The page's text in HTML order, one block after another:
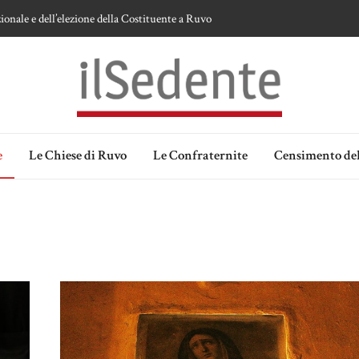
devozione alla Vergine a Ruvo di Puglia
Ipotesi e memorie.
Le Chiese di Ruvo Le Confraternite Censimento